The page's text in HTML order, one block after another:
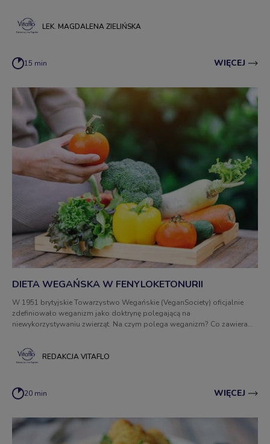
LEK. MAGDALENA ZIELIŃSKA
15 min WIĘCEJ
DIETA WEGAŃSKA W FENYLOKETONURII
W 1951 brytyjskie Towarzystwo Wegańskie (VeganSociety) oficjalnie
zdefiniowało weganizm jako doktrynę polegającą na
niewykorzystywaniu zwierząt. Na czym polega weganizm? Co zawiera
dostosować do potrzeb osób chorych na fenyloketonurię?
REDAKCJA VITAFLO
20 min WIĘCEJ